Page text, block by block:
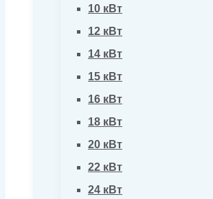
10 кВт
12 кВт
14 кВт
15 кВт
16 кВт
18 кВт
20 кВт
22 кВт
24 кВт